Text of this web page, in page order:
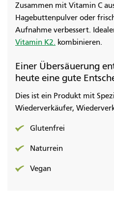
Zusammen mit Vitamin C
Hagebuttenpulver oder
Aufnahme verbessert.
Vitamin K2. kombinieren.
Einer Übersäuerung
heute eine gute
Dies ist ein Produkt mit
Wiederverkäufer,
Glutenfrei
Naturrein
Vegan